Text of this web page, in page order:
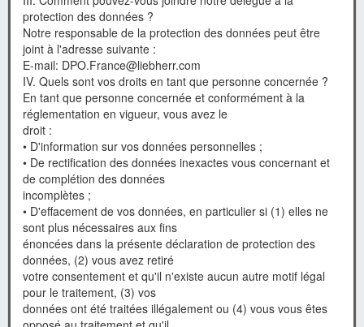
protection des données ?
Notre responsable de la protection des données peut être
joint à l'adresse suivante :
E-mail: DPO.France@liebherr.com
IV. Quels sont vos droits en tant que personne concernée ?
En tant que personne concernée et conformément à la
réglementation en vigueur, vous avez le
droit :
• D'information sur vos données personnelles ;
• De rectification des données inexactes vous concernant et
de complétion des données
incomplètes ;
• D'effacement de vos données, en particulier si (1) elles ne
sont plus nécessaires aux fins
énoncées dans la présente déclaration de protection des
données, (2) vous avez retiré
votre consentement et qu'il n'existe aucun autre motif légal
pour le traitement, (3) vos
données ont été traitées illégalement ou (4) vous vous êtes